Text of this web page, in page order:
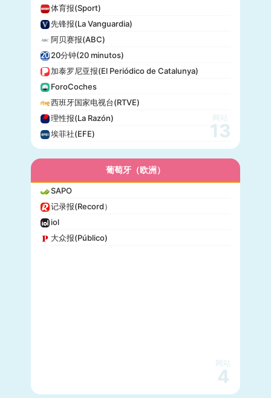
体育报(Sport)
先锋报(La Vanguardia)
阿贝赛报(ABC)
20分钟(20 minutos)
加泰罗尼亚报(El Periódico de Catalunya)
ForoCoches
西班牙国家电视台(RTVE)
理性报(La Razón)
埃菲社(EFE)
网站
13
葡萄牙（欧洲）
SAPO
记录报(Record）
iol
大众报(Público)
网站
4